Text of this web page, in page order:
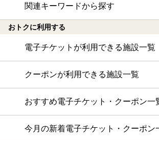
関連キーワードから探す
おトクに利用する
電子チケットが利用できる施設一覧
クーポンが利用できる施設一覧
おすすめ電子チケット・クーポン一
今月の新着電子チケット・クーポン